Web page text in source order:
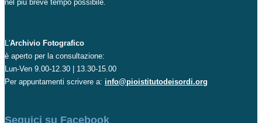
nel più breve tempo possibile.
L'Archivio Fotografico
è aperto per la consultazione:
Lun-Ven 9.00-12.30 | 13.30-15.00
Per appuntamenti scrivere a: info@pioistitutodeisordi.org
Seguici su Facebook